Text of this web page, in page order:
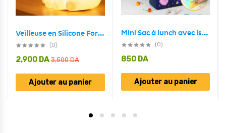
Veilleuse en Silicone Forme Unicorne pour Chambre d’enfant Rechargeable
(0)
3,500DA
2,900 DA
Ajouter au panier
Mini Sac à lunch avec isolation thermique Pour Enfant
(0)
850 DA
Ajouter au panier